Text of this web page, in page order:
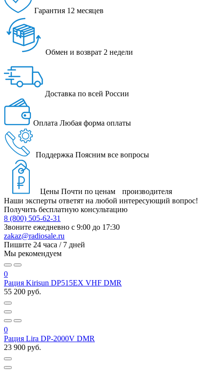
Гарантия 12 месяцев
Обмен и возврат 2 недели
Доставка по всей России
Оплата Любая форма оплаты
Поддержка Поясним все вопросы
Цены Почти по ценам производителя
Наши эксперты ответят на любой интересующий вопрос!
Получить бесплатную консультацию
8 (800) 505-62-31
Звоните ежедневно с 9:00 до 17:30
zakaz@radiosale.ru
Пишите 24 часа / 7 дней
Мы рекомендуем
0
Рация Kirisun DP515EX VHF DMR
55 200 руб.
0
Рация Lira DP-2000V DMR
23 900 руб.